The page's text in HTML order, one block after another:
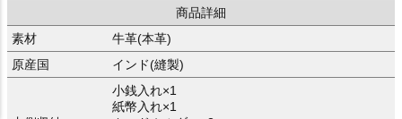
商品詳細
素材
牛革(本革)
原産国
インド(縫製)
小銭入れ×1
紙幣入れ×1